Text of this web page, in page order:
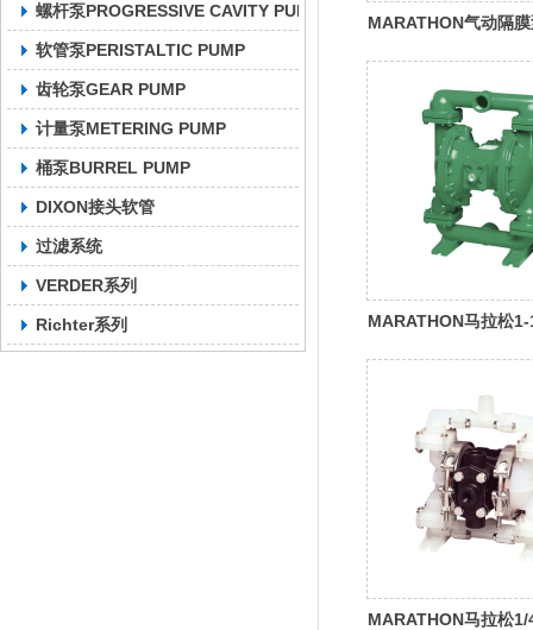
螺杆泵PROGRESSIVE CAVITY PUMP
软管泵PERISTALTIC PUMP
齿轮泵GEAR PUMP
计量泵METERING PUMP
桶泵BURREL PUMP
DIXON接头软管
过滤系统
VERDER系列
Richter系列
MARATHON气动隔
MARATHON马拉松
MARATHON马拉松